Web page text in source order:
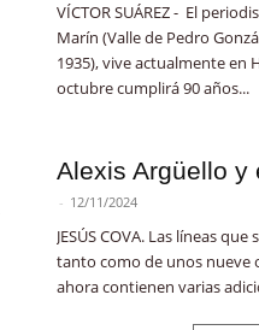
VÍCTOR SUÁREZ - El
Marín (Valle de Pedro
1935), vive actualmente en
octubre cumplirá 90 años...
Alexis Argüello y
- 12/11/2024
JESÚS COVA. Las líneas
tanto como de unos nueve
ahora contienen varias